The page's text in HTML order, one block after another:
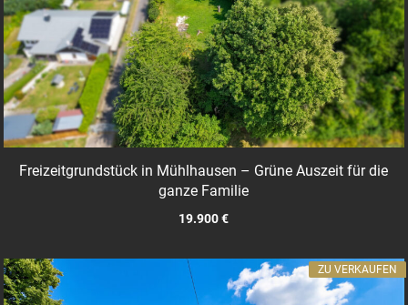
Freizeitgrundstück in Mühlhausen – Grüne Auszeit für die
ganze Familie
19.900 €
ZU VERKAUFEN